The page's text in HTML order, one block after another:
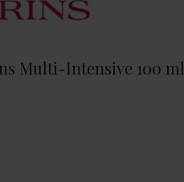
Multi-Intensive 100 ml